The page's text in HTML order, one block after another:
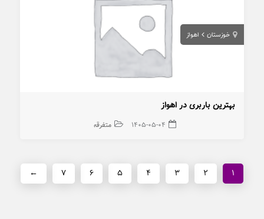
خوزستان اهواز
بهترین باربری در اهواز
۱۴۰۵-۰۵-۰۴ متفرقه
۱ ۲ ۳ ۴ ۵ ۶ ۷ ←